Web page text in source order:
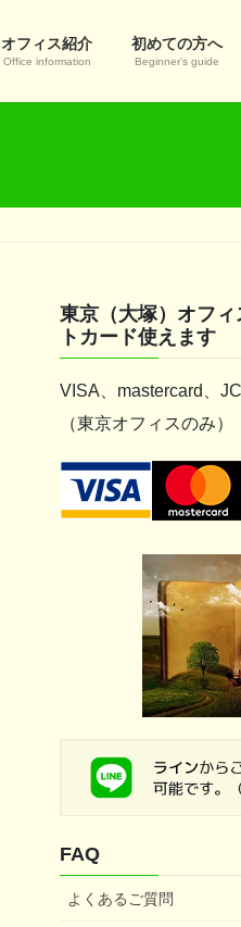
オフィス紹介
Office information
初めての方へ
Beginner’s guide
東京（大塚）オフ
トカード使えます
VISA、mastercard、
（東京オフィスのみ）
FAQ
よくあるご質問